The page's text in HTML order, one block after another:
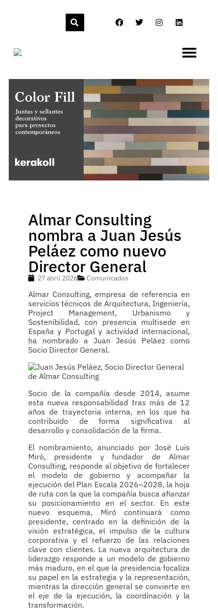
Almar Consulting
nombra a Juan Jesús
Peláez como nuevo
Director General
27 abril 2026 Comunicados
Almar Consulting, empresa de referencia en
servicios técnicos de Arquitectura, Ingeniería,
Project Management, Urbanismo y
Sostenibilidad, con presencia multisede en
España y Portugal y actividad internacional,
ha nombrado a Juan Jesús Peláez como
Socio Director General.
Socio de la compañía desde 2014, asume
esta nueva responsabilidad tras más de 12
años de trayectoria interna, en los que ha
contribuido de forma significativa al
desarrollo y consolidación de la firma.
El nombramiento, anunciado por José Luis
Miró, presidente y fundador de Almar
Consulting, responde al objetivo de fortalecer
el modelo de gobierno y acompañar la
ejecución del Plan Escala 2026–2028, la hoja
de ruta con la que la compañía busca afianzar
su posicionamiento en el sector. En este
nuevo esquema, Miró continuará como
presidente, centrado en la definición de la
visión estratégica, el impulso de la cultura
corporativa y el refuerzo de las relaciones
clave con clientes. La nueva arquitectura de
liderazgo responde a un modelo de gobierno
más maduro, en el que la presidencia focaliza
su papel en la estrategia y la representación,
mientras la dirección general se convierte en
el eje de la ejecución, la coordinación y la
transformación.